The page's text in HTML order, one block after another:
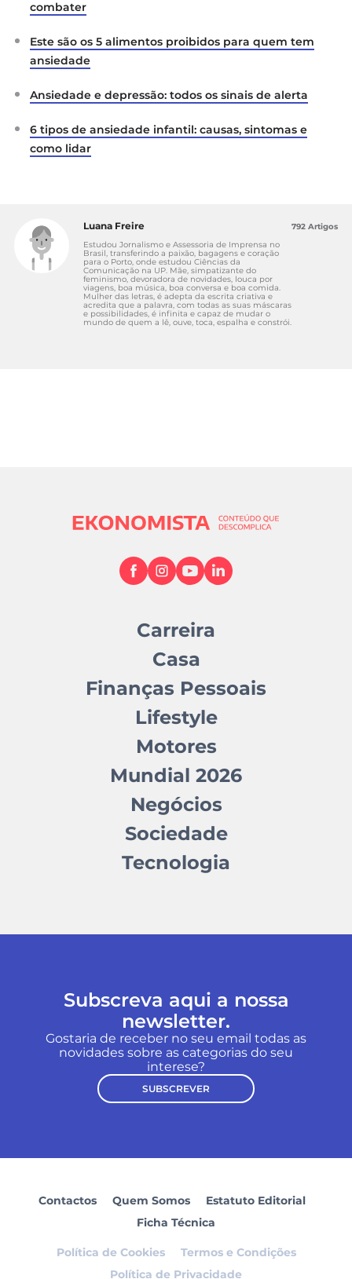
combater
Este são os 5 alimentos proibidos para quem tem
ansiedade
Ansiedade e depressão: todos os sinais de alerta
6 tipos de ansiedade infantil: causas, sintomas e
como lidar
Luana Freire
Estudou Jornalismo e Assessoria de Imprensa no
Brasil, transferindo a paixão, bagagens e coração
para o Porto, onde estudou Ciências da
Comunicação na UP. Mãe, simpatizante do
feminismo, devoradora de novidades, louca por
viagens, boa música, boa conversa e boa comida.
Mulher das letras, é adepta da escrita criativa e
acredita que a palavra, com todas as suas máscaras
e possibilidades, é infinita e capaz de mudar o
mundo de quem a lê, ouve, toca, espalha e constrói.
792 Artigos
Carreira
Casa
Finanças Pessoais
Lifestyle
Motores
Mundial 2026
Negócios
Sociedade
Tecnologia
Subscreva aqui a nossa
newsletter.
Gostaria de receber no seu email todas as
novidades sobre as categorias do seu
interese?
SUBSCREVER
Contactos Quem Somos
Estatuto Editorial
Ficha Técnica
Política de Cookies
Termos e Condições
Política de Privacidade